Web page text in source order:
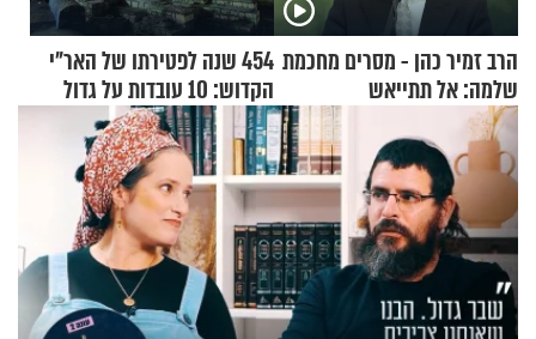
הרב זמיר כהן - מסרים מחכמת
שלמה: אל תתייאש
454 שנה לפטירתו של האר"י
הקדוש: 10 עובדות על גדול
מקובלי צפת